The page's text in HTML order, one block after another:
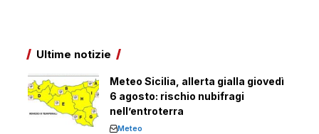
Ultime notizie
Meteo Sicilia, allerta gialla giovedì
6 agosto: rischio nubifragi
nell’entroterra
Meteo